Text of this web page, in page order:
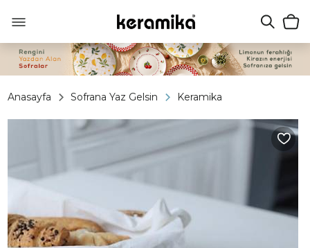
Anasayfa Sofrana Yaz Gelsin Keramika